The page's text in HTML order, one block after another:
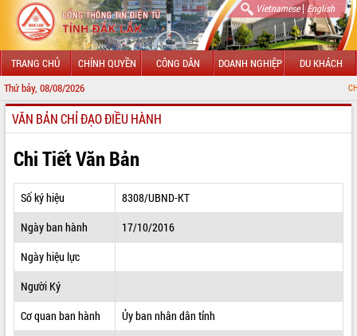
Vietnamese| English
TRANG CHỦ CHÍNH QUYỀN CÔNG DÂN DOANH NGHIỆP DU KHÁCH
Thứ bảy, 08/08/2026 CHÀO MỪNG
GIỚI THIỆU
LÃNH ĐẠO UBND TỈNH
TIN TỨC SỰ KIỆN
SỞ, BAN, NGÀNH
THÔNG TIN CHỈ ĐẠO ĐIỀU HÀNH
HỆ THỐNG VĂN BẢN
VĂN BẢN CHỈ ĐẠO ĐIỀU HÀNH
Chi Tiết Văn Bản
Số ký hiệu
8308/UBND-KT
Ngày ban hành
17/10/2016
Ngày hiệu lực
Người Ký
Cơ quan ban hành
Ủy ban nhân dân tỉnh